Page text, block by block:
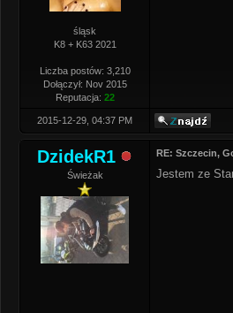
śląsk
K8 + K63 2021
Liczba postów: 3,210
Dołączył: Nov 2015
Reputacja: 22
2015-12-29, 04:37 PM
DzidekR1
Świeżak
RE: Szczecin,
Jestem ze